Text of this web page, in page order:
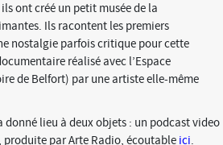
ont créé un petit musée de la
Ils racontent les premiers
nostalgie parfois critique pour cette
réalisé avec l’Espace
de Belfort) par une artiste elle-même
donné lieu à deux objets : un podcast video
par Arte Radio, écoutable ici.